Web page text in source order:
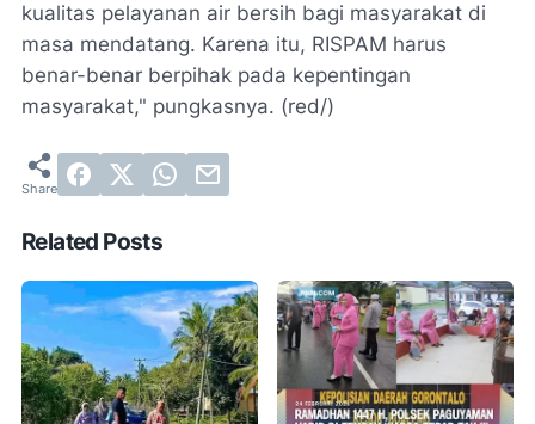
kualitas pelayanan air bersih bagi masyarakat di
masa mendatang. Karena itu, RISPAM harus
benar-benar berpihak pada kepentingan
masyarakat," pungkasnya. (red/)
Related Posts